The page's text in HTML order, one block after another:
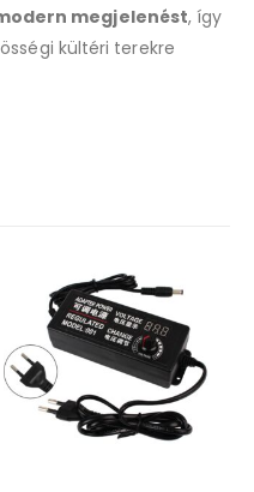
megjelenést, így
kültéri terekre